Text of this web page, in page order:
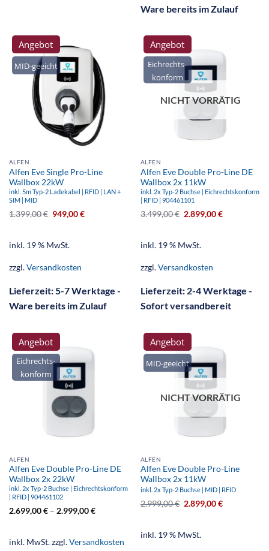
Ware bereits im Zulauf
MID-geeicht
Angebot
ALFEN
Alfen Eve Single Pro-Line
Wallbox 22kW
inkl. 5m Typ-2 Ladekabel | RFID | LAN +
SIM | MID
1.399,00€ 949,00€
inkl. 19 % MwSt.
zzgl.Versandkosten
Lieferzeit:5-7 Werktage -
Ware bereits im Zulauf
Angebot
Eichrechts-
konform
NICHT VORRÄTIG
ALFEN
Alfen Eve Double Pro-Line DE
Wallbox 2x 11kW
inkl. 2x Typ-2 Buchse | Eichrechtskonform
| RFID | 904461101
3.499,00€ 2.899,00€
inkl. 19 % MwSt.
zzgl.Versandkosten
Lieferzeit: 2-4 Werktage -
Sofort versandbereit
Angebot
Eichrechts-
konform
ALFEN
Alfen Eve Double Pro-Line DE
Wallbox 2x 22kW
inkl. 2x Typ-2 Buchse | Eichrechtskonform
| RFID | 904461102
2.699,00€– 2.999,00€
inkl. MwSt.zzgl.Versandkosten
MID-geeicht
Angebot
NICHT VORRÄTIG
ALFEN
Alfen Eve Double Pro-Line
Wallbox 2x 11kW
inkl. 2x Typ-2 Buchse | MID | RFID
2.999,00€ 2.899,00€
inkl. 19 % MwSt.